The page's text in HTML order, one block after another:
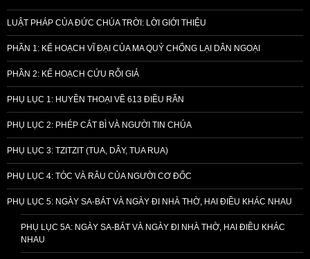
LUẬT PHÁP CỦA ĐỨC CHÚA TRỜI: LỜI GIỚI THIỆU
PHẦN 1: KẾ HOẠCH VĨ ĐẠI CỦA MA QUỶ CHỐNG LẠI DÂN NGOẠI
PHẦN 2: KẾ HOẠCH CỨU RỖI GIẢ
PHỤ LỤC 1: HUYỀN THOẠI VỀ 613 ĐIỀU RĂN
PHỤ LỤC 2: PHÉP CẮT BÌ VÀ NGƯỜI TIN CHÚA
PHỤ LỤC 3: TZITZIT (TUA, DÂY, TUA RUA)
PHỤ LỤC 4: TÓC VÀ RÂU CỦA NGƯỜI CƠ ĐỐC
PHỤ LỤC 5: NGÀY SA-BÁT VÀ NGÀY ĐI NHÀ THỜ, HAI ĐIỀU KHÁC NHAU
PHỤ LỤC 5A: NGÀY SA-BÁT VÀ NGÀY ĐI NHÀ THỜ, HAI ĐIỀU KHÁC
NHAU